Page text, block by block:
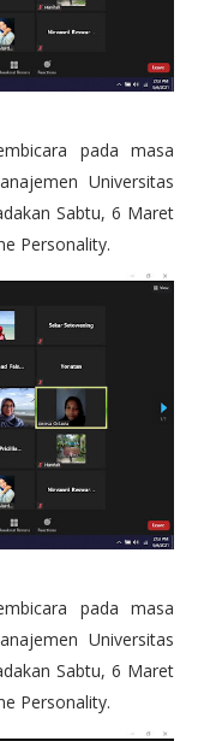
pada masa
Universitas
Sabtu, 6 Maret
Personality.
pada masa
Universitas
Sabtu, 6 Maret
Personality.